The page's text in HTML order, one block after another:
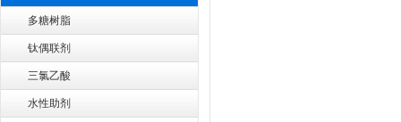
多糖树脂
钛偶联剂
三氯乙酸
水性助剂